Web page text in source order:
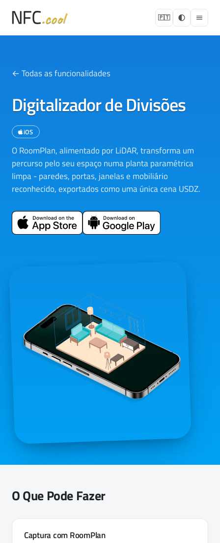
🇵🇹
← Todas as funcionalidades
Digitalizador de Divisões
iOS
O RoomPlan, alimentado por LiDAR, transforma um
percurso pelo seu espaço numa planta paramétrica
limpa - paredes, portas, janelas e mobiliário
reconhecido, exportados como uma única cena USDZ.
O Que Pode Fazer
Captura com RoomPlan